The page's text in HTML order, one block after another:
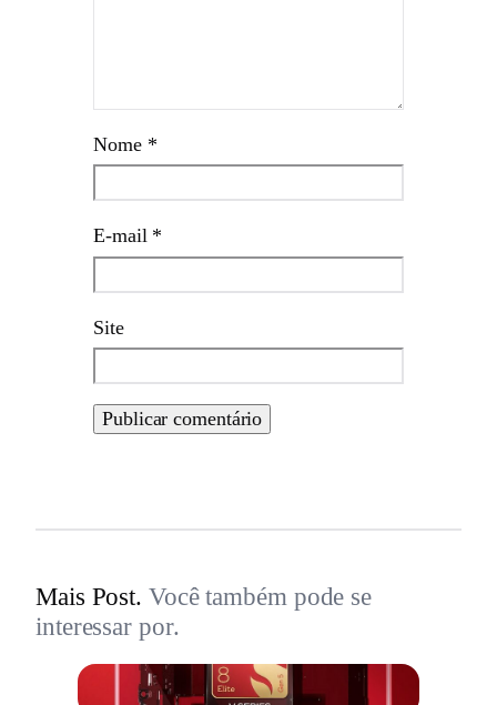
Nome *
E-mail *
Site
Mais Post. Você também pode se
interessar por.